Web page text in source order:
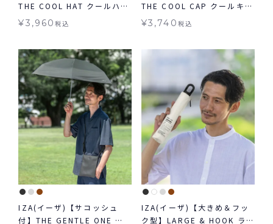
THE COOL HAT クールハッ
ト 接触冷感 帽子 UV グッズ
¥3,960税込
THE COOL CAP クールキャ
ップ 接触冷感 帽子 UV グッ
¥3,740 税込
IZA(イーザ)【サコッシュ
付】THE GENTLE ONE ジ
IZA(イーザ)【大きめ＆フッ
ク型】LARGE & HOOK ラ